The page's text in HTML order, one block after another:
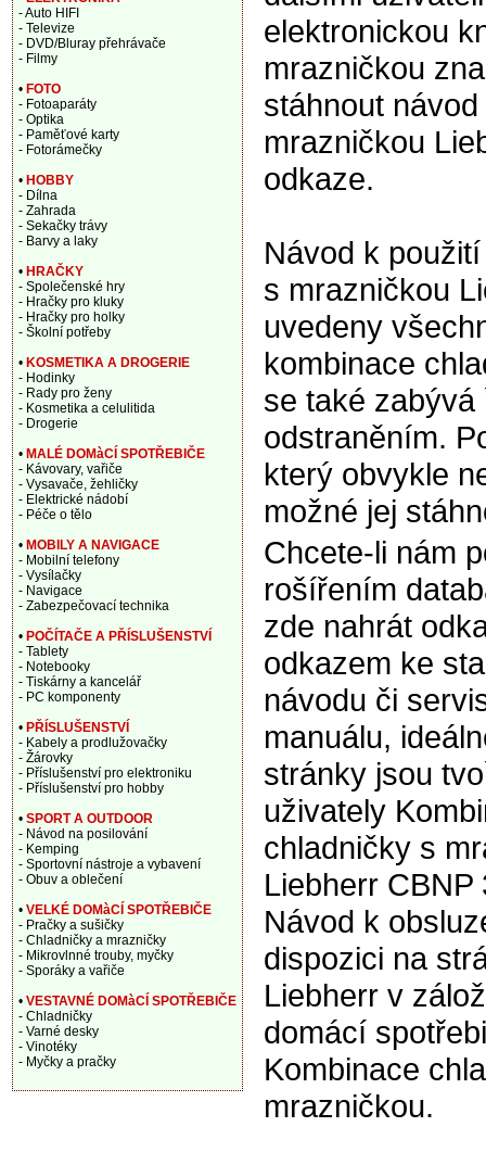
elektronickou
mrazničkou
stáhnout
mrazničkou
odkaze.
Návod k
s mrazničkou
uvedeny
kombinace
se také
odstraněním.
který obvykle
možné jej
Chcete-li nám
rošířením
zde nahrát
odkazem ke
návodu či
manuálu,
stránky jsou
uživately
chladničky s
Liebherr CBNP
Návod k
dispozici na
Liebherr v
domácí
Kombinace
mrazničkou.
- Auto HIFI
- Televize
- DVD/Bluray přehrávače
- Filmy
• FOTO
- Fotoaparáty
- Optika
- Paměťové karty
- Fotorámečky
• HOBBY
- Dílna
- Zahrada
- Sekačky trávy
- Barvy a laky
• HRAČKY
- Společenské hry
- Hračky pro kluky
- Hračky pro holky
- Školní potřeby
• KOSMETIKA A DROGERIE
- Hodinky
- Rady pro ženy
- Kosmetika a celulitida
- Drogerie
• MALÉ DOMàCÍ SPOTŘEBIČE
- Kávovary, vařiče
- Vysavače, žehličky
- Elektrické nádobí
- Péče o tělo
• MOBILY A NAVIGACE
- Mobilní telefony
- Vysílačky
- Navigace
- Zabezpečovací technika
• POČÍTAČE A PŘÍSLUŠENSTVÍ
- Tablety
- Notebooky
- Tiskárny a kancelář
- PC komponenty
• PŘÍSLUŠENSTVÍ
- Kabely a prodlužovačky
- Žárovky
- Příslušenství pro elektroniku
- Příslušenství pro hobby
• SPORT A OUTDOOR
- Návod na posilování
- Kemping
- Sportovní nástroje a vybavení
- Obuv a oblečení
• VELKÉ DOMàCÍ SPOTŘEBIČE
- Pračky a sušičky
- Chladničky a mrazničky
- Mikrovlnné trouby, myčky
- Sporáky a vařiče
• VESTAVNÉ DOMàCÍ SPOTŘEBIČE
- Chladničky
- Varné desky
- Vinotéky
- Myčky a pračky